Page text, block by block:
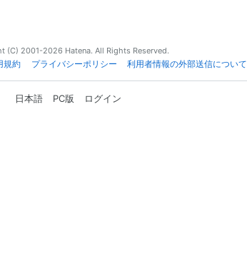
(C) 2001-2026 Hatena. All Rights Reserved.
規約 プライバシーポリシー 利用者情報の外部送信について
日本語 PC版 ログイン